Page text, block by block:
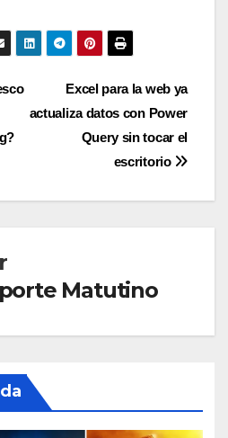
Excel para la web ya
actualiza datos con Power
Query sin tocar el
escritorio
Matutino